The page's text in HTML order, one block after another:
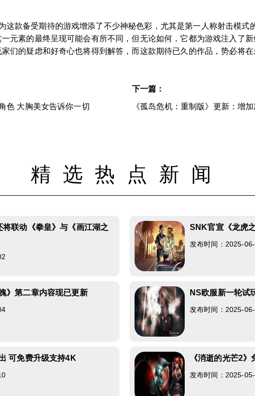
这款备受期待的游戏增添了不少神秘色彩，尤其是第一人称射击模
元素的最终呈现可能会有所不同，但无论如何，它都为游戏注入了
们的疑虑和好奇心也将得到解答，而这款期待已久的作品，势必将在
色 大胸美女告诉你一切
下一篇：
《孤岛危机：重制版》更新：增
精选热点新闻
联动《拳皇》与《画江湖之
SNK官宣《龙虎
发布时间：2025-
》第二章内容现已更新 NS欧服新一轮试
发布时间：2025-
可免费升级支持4K 《消逝的光芒2
发布时间：2025-